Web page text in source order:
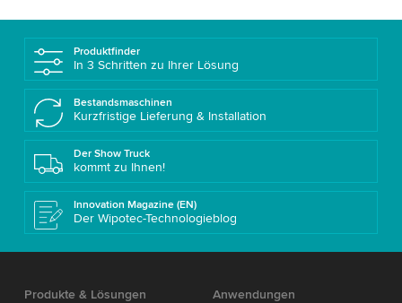
Produktfinder
In 3 Schritten zu Ihrer Lösung
Bestandsmaschinen
Kurzfristige Lieferung & Installation
Der Show Truck
kommt zu Ihnen!
Innovation Magazine (EN)
Der Wipotec-Technologieblog
Produkte & Lösungen
Anwendungen